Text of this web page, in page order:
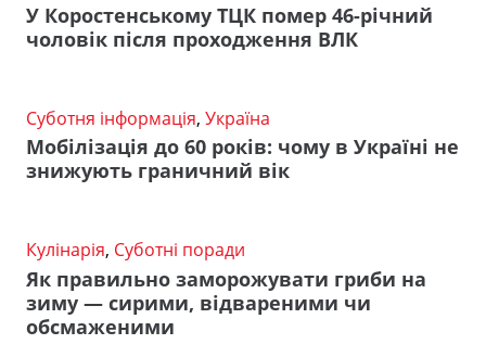
У Коростенському ТЦК помер 46-річний
чоловік після проходження ВЛК
Суботня інформація, Україна
Мобілізація до 60 років: чому в Україні не
знижують граничний вік
Кулінарія, Суботні поради
Як правильно заморожувати гриби на
зиму — сирими, відвареними чи
обсмаженими